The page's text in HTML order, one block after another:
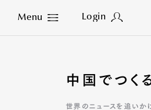
Menu Login
Close
中国でつく
世界のニュースを追いか